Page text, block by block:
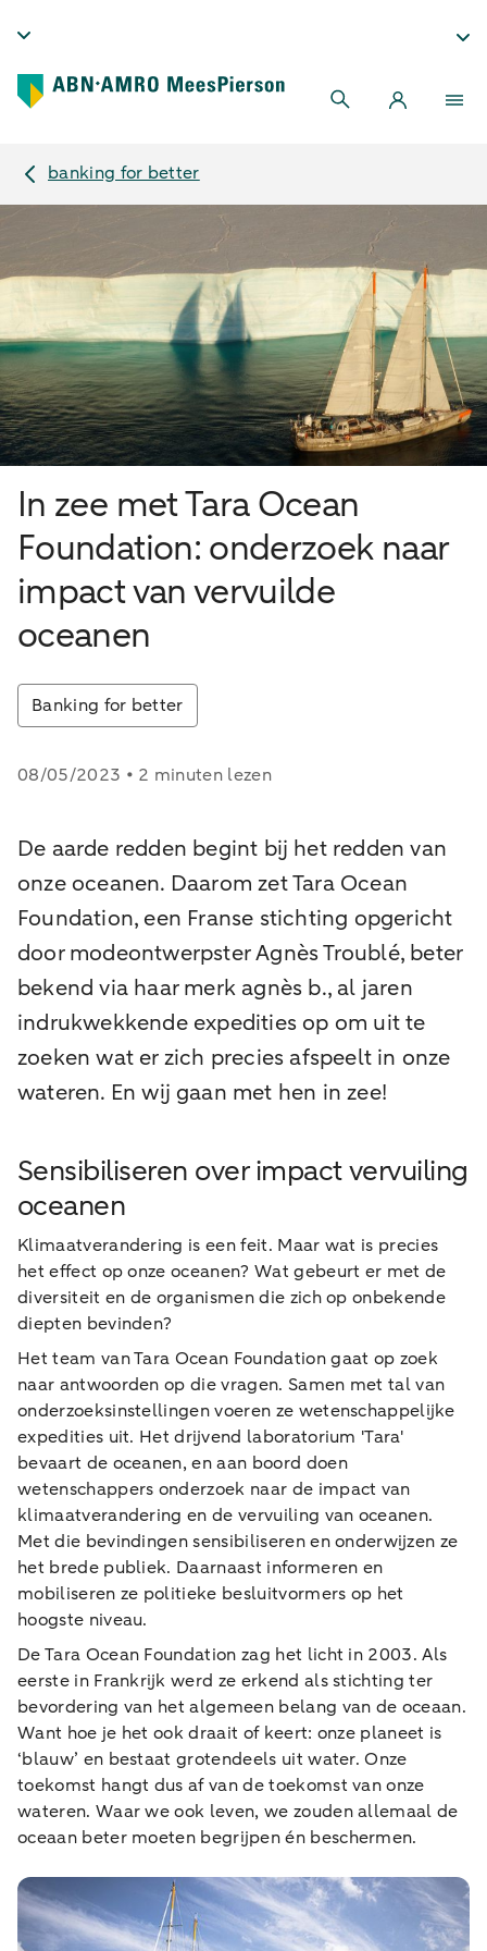
banking for better
In zee met Tara Ocean
Foundation: onderzoek naar
impact van vervuilde
oceanen
Banking for better
08/05/2023 • 2 minuten lezen
De aarde redden begint bij het redden van
onze oceanen. Daarom zet Tara Ocean
Foundation, een Franse stichting opgericht
door modeontwerpster Agnès Troublé, beter
bekend via haar merk agnès b., al jaren
indrukwekkende expedities op om uit te
zoeken wat er zich precies afspeelt in onze
wateren. En wij gaan met hen in zee!
Sensibiliseren over impact vervuiling
oceanen
Klimaatverandering is een feit. Maar wat is precies
het effect op onze oceanen? Wat gebeurt er met de
diversiteit en de organismen die zich op onbekende
diepten bevinden?
Het team van Tara Ocean Foundation gaat op zoek
naar antwoorden op die vragen. Samen met tal van
onderzoeksinstellingen voeren ze wetenschappelijke
expedities uit. Het drijvend laboratorium 'Tara'
bevaart de oceanen, en aan boord doen
wetenschappers onderzoek naar de impact van
klimaatverandering en de vervuiling van oceanen.
Met die bevindingen sensibiliseren en onderwijzen ze
het brede publiek. Daarnaast informeren en
mobiliseren ze politieke besluitvormers op het
hoogste niveau.
De Tara Ocean Foundation zag het licht in 2003. Als
eerste in Frankrijk werd ze erkend als stichting ter
bevordering van het algemeen belang van de oceaan.
Want hoe je het ook draait of keert: onze planeet is
‘blauw’ en bestaat grotendeels uit water. Onze
toekomst hangt dus af van de toekomst van onze
wateren. Waar we ook leven, we zouden allemaal de
oceaan beter moeten begrijpen én beschermen.